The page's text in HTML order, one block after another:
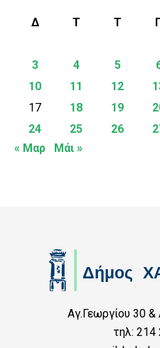
Δ Τ Τ
3
4 5
10
11 12
17
18 19
24
25 26
« Μαρ
Μάι »
Αγ.Γεωργίου 30 &
τηλ: 214